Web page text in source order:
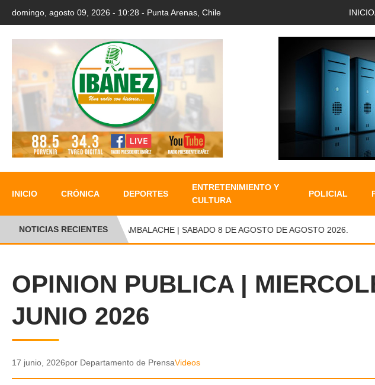
domingo, agosto 09, 2026 - 10:28 - Punta Arenas, Chile INICIO
INICIO CRÓNICA DEPORTES
ENTRETENIMIENTO Y
CULTURA
POLICIAL
NOTICIAS RECIENTESCAMBALACHE | SABADO 8 DE AGOSTO DE AGOSTO 2026.
OPINION PUBLICA |
JUNIO 2026
17 junio, 2026por Departamento de PrensaVideos